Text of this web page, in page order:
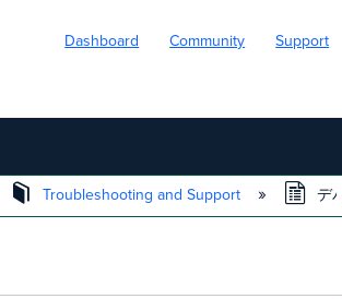
Dashboard Community Support
Troubleshooting and Support デ